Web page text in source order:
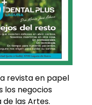
revista en papel
los negocios
las Artes.